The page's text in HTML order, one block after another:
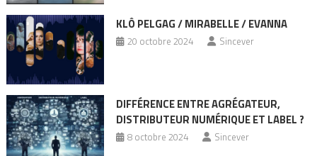
KLÔ PELGAG / MIRABELLE / EVANNA
20 octobre 2024 Sincever
DIFFÉRENCE ENTRE AGRÉGATEUR,
DISTRIBUTEUR NUMÉRIQUE ET LABEL ?
8 octobre 2024 Sincever